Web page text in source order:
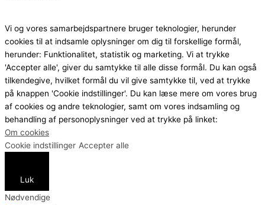
Vi og vores samarbejdspartnere bruger teknologier, herunder
cookies til at indsamle oplysninger om dig til forskellige formål,
herunder: Funktionalitet, statistik og marketing. Vi at trykke
'Accepter alle', giver du samtykke til alle disse formål. Du kan også
tilkendegive, hvilket formål du vil give samtykke til, ved at trykke
på knappen 'Cookie indstillinger'. Du kan læse mere om vores brug
af cookies og andre teknologier, samt om vores indsamling og
behandling af personoplysninger ved at trykke på linket:
Om cookies
Cookie indstillinger Accepter alle
Luk
Nødvendige